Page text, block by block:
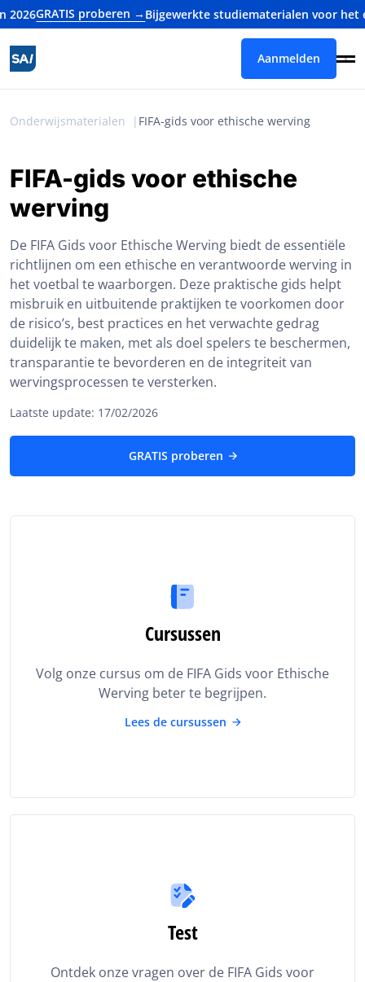
proberen →Bijgewerkte studiematerialen voor het examen
Aanmelden
Onderwijsmaterialen FIFA-gids voor ethische werving
FIFA-gids voor ethische
werving
De FIFA Gids voor Ethische Werving biedt de essentiële
richtlijnen om een ethische en verantwoorde werving in
het voetbal te waarborgen. Deze praktische gids helpt
misbruik en uitbuitende praktijken te voorkomen door
de risico’s, best practices en het verwachte gedrag
duidelijk te maken, met als doel spelers te beschermen,
transparantie te bevorderen en de integriteit van
wervingsprocessen te versterken.
Laatste update: 17/02/2026
GRATIS proberen
Cursussen
Volg onze cursus om de FIFA Gids voor Ethische
Werving beter te begrijpen.
Lees de cursussen
Test
Ontdek onze vragen over de FIFA Gids voor